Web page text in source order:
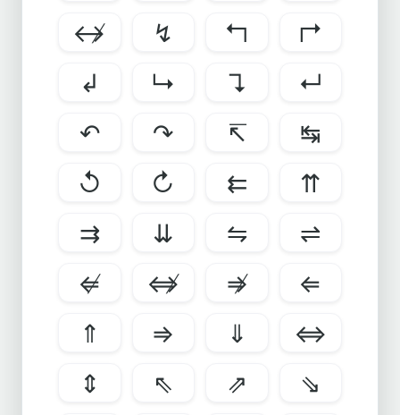
↮
↯ ↰
↱
↲
↳ ↴
↵
↶
↷ ↸
↹
↺
↻ ⇇
⇈
⇉
⇊ ⇋
⇌
⇍
⇎ ⇏
⇐
⇑
⇒ ⇓
⇔
⇕
⇖ ⇗
⇘